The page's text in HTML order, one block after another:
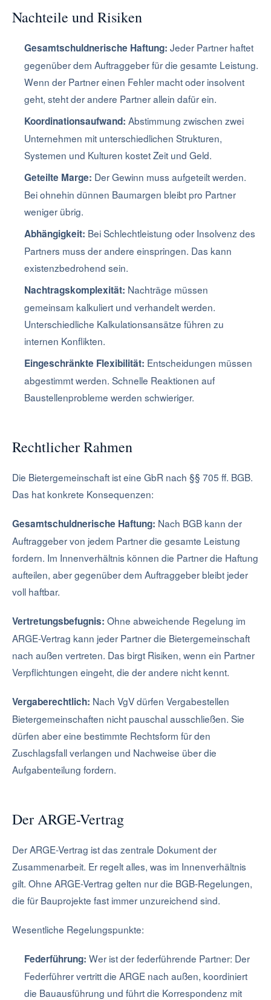
Nachteile und Risiken
Gesamtschuldnerische Haftung: Jeder Partner haftet
gegenüber dem Auftraggeber für die gesamte Leistung.
Wenn der Partner einen Fehler macht oder insolvent
geht, steht der andere Partner allein dafür ein.
Koordinationsaufwand: Abstimmung zwischen zwei
Unternehmen mit unterschiedlichen Strukturen,
Systemen und Kulturen kostet Zeit und Geld.
Geteilte Marge: Der Gewinn muss aufgeteilt werden.
Bei ohnehin dünnen Baumargen bleibt pro Partner
weniger übrig.
Abhängigkeit: Bei Schlechtleistung oder Insolvenz des
Partners muss der andere einspringen. Das kann
existenzbedrohend sein.
Nachtragskomplexität: Nachträge müssen
gemeinsam kalkuliert und verhandelt werden.
Unterschiedliche Kalkulationsansätze führen zu
internen Konflikten.
Eingeschränkte Flexibilität: Entscheidungen müssen
abgestimmt werden. Schnelle Reaktionen auf
Baustellenprobleme werden schwieriger.
Rechtlicher Rahmen
Die Bietergemeinschaft ist eine GbR nach §§ 705 ff. BGB.
Das hat konkrete Konsequenzen:
Gesamtschuldnerische Haftung: Nach BGB kann der
Auftraggeber von jedem Partner die gesamte Leistung
fordern. Im Innenverhältnis können die Partner die Haftung
aufteilen, aber gegenüber dem Auftraggeber bleibt jeder
voll haftbar.
Vertretungsbefugnis: Ohne abweichende Regelung im
ARGE-Vertrag kann jeder Partner die Bietergemeinschaft
nach außen vertreten. Das birgt Risiken, wenn ein Partner
Verpflichtungen eingeht, die der andere nicht kennt.
Vergaberechtlich: Nach VgV dürfen Vergabestellen
Bietergemeinschaften nicht pauschal ausschließen. Sie
dürfen aber eine bestimmte Rechtsform für den
Zuschlagsfall verlangen und Nachweise über die
Aufgabenteilung fordern.
Der ARGE-Vertrag
Der ARGE-Vertrag ist das zentrale Dokument der
Zusammenarbeit. Er regelt alles, was im Innenverhältnis
gilt. Ohne ARGE-Vertrag gelten nur die BGB-Regelungen,
die für Bauprojekte fast immer unzureichend sind.
Wesentliche Regelungspunkte:
Federführung: Wer ist der federführende Partner: Der
Federführer vertritt die ARGE nach außen, koordiniert
die Bauausführung und führt die Korrespondenz mit